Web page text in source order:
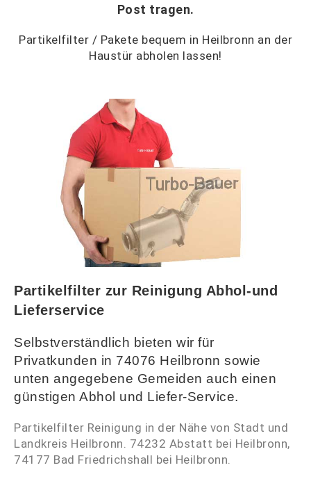
Post tragen.
Partikelfilter / Pakete bequem in Heilbronn an der
Haustür abholen lassen!
Partikelfilter zur Reinigung Abhol-und
Lieferservice
Selbstverständlich bieten wir für
Privatkunden in 74076 Heilbronn sowie
unten angegebene Gemeiden auch einen
günstigen Abhol und Liefer-Service.
Partikelfilter Reinigung in der Nähe von Stadt und
Landkreis Heilbronn. 74232 Abstatt bei Heilbronn,
74177 Bad Friedrichshall bei Heilbronn.